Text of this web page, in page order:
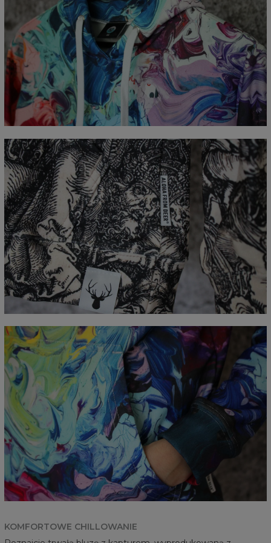
Mierzone na płasko
CM
XS S M L XXL XXXL
A - Długość całkowita
65 67 69 71 73 75
77
B - Sz. klatki piersiowej
48 51 54 57 60 63
66
C - Długość rękawów
61 62 63 64 65 66 67
KOMFORTOWE CHILLOWANIE